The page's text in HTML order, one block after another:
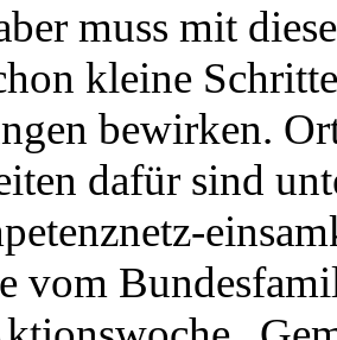
muss mit
kleine
bewirken.
dafür sind
vom